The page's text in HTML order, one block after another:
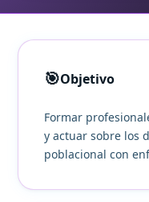
🎯Objetivo
Formar
y actuar sobre los
poblacional con